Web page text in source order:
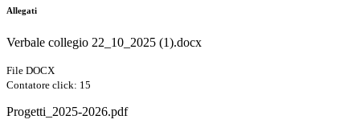
Allegati
Verbale collegio 22_10_2025 (1).docx
File DOCX
Contatore click: 15
Progetti_2025-2026.pdf